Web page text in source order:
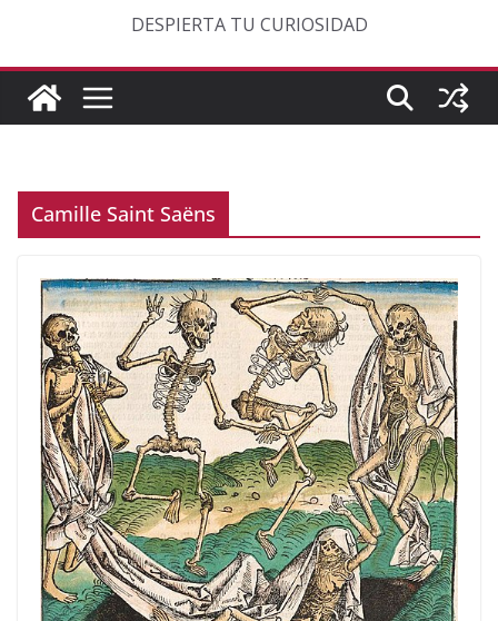
DESPIERTA TU CURIOSIDAD
Camille Saint Saëns